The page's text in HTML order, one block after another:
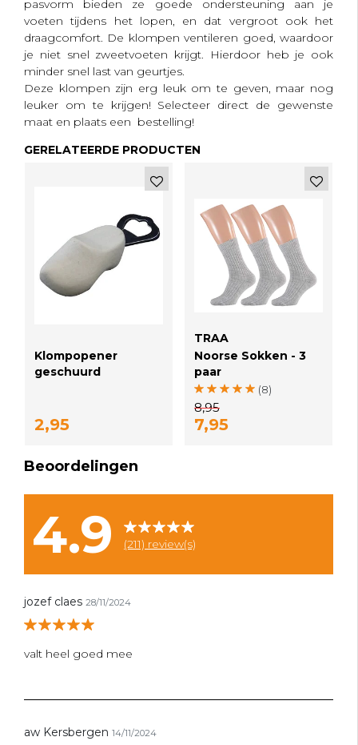
pasvorm bieden ze goede ondersteuning aan je
voeten tijdens het lopen, en dat vergroot ook het
draagcomfort. De klompen ventileren goed, waardoor
je niet snel zweetvoeten krijgt. Hierdoor heb je ook
minder snel last van geurtjes.
Deze klompen zijn erg leuk om te geven, maar nog
leuker om te krijgen! Selecteer direct de gewenste
maat en plaats een bestelling!
GERELATEERDE PRODUCTEN
Klompopener
geschuurd
2,95
TRAA
Noorse Sokken - 3
paar
(8)
8,95
7,95
Beoordelingen
4.9 (211) review(s)
jozef claes 28/11/2024
valt heel goed mee
aw Kersbergen 14/11/2024